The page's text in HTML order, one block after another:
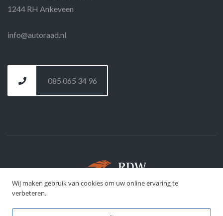
1244 RH Ankeveen
info@autoraad.nl
085 065 34 96
Wij maken gebruik van cookies om uw online ervaring te
verbeteren.